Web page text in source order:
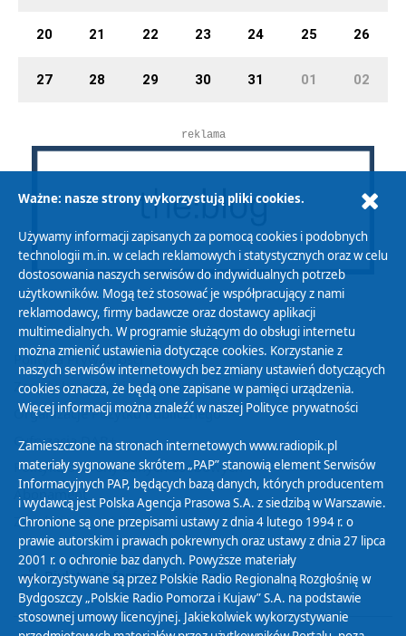
20 21 22 23 24 25 26
27 28 29 30 31 01 02
reklama
Polityka Prywatności
Zasady korzystania z Serwisu
Organizacje Pożytku Publicznego
Cyfryzacja DAB+
Polityka ochrony danych osobowych
Abonament
Zamówienia publiczne
Biuletyn Informacji Publicznej
Ważne: nasze strony wykorzystują pliki cookies.
Używamy informacji zapisanych za pomocą cookies i podobnych
technologii m.in. w celach reklamowych i statystycznych oraz w celu
dostosowania naszych serwisów do indywidualnych potrzeb
użytkowników. Mogą też stosować je współpracujący z nami
reklamodawcy, firmy badawcze oraz dostawcy aplikacji
multimedialnych. W programie służącym do obsługi internetu
można zmienić ustawienia dotyczące cookies. Korzystanie z
naszych serwisów internetowych bez zmiany ustawień dotyczących
cookies oznacza, że będą one zapisane w pamięci urządzenia.
Więcej informacji można znaleźć w naszej Polityce prywatności
Zamieszczone na stronach internetowych www.radiopik.pl
materiały sygnowane skrótem „PAP” stanowią element Serwisów
Informacyjnych PAP, będących bazą danych, których producentem
i wydawcą jest Polska Agencja Prasowa S.A. z siedzibą w Warszawie.
Chronione są one przepisami ustawy z dnia 4 lutego 1994 r. o
prawie autorskim i prawach pokrewnych oraz ustawy z dnia 27 lipca
2001 r. o ochronie baz danych. Powyższe materiały
wykorzystywane są przez Polskie Radio Regionalną Rozgłośnię w
Bydgoszczy „Polskie Radio Pomorza i Kujaw” S.A. na podstawie
stosownej umowy licencyjnej. Jakiekolwiek wykorzystywanie